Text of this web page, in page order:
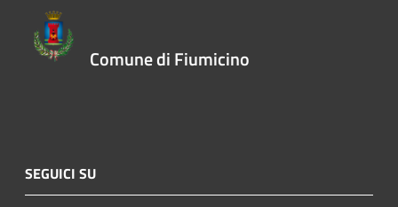
Comune di Fiumicino
SEGUICI SU